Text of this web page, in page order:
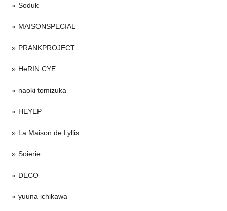
Soduk
MAISONSPECIAL
PRANKPROJECT
HeRIN.CYE
naoki tomizuka
HEYEP
La Maison de Lyllis
Soierie
DECO
yuuna ichikawa